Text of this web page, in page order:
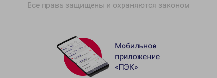
Все права защищены и охраняются законом